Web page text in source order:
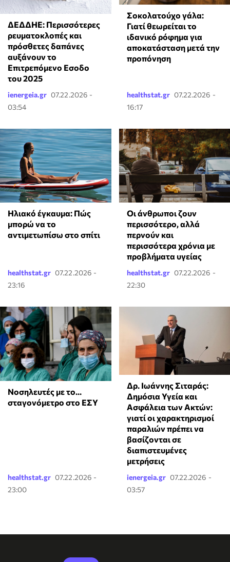
ΔΕΔΔΗΕ: Περισσότερες
ρευματοκλοπές και
πρόσθετες δαπάνες
αυξάνουν το
Επιτρεπόμενο Εσοδο
του 2025
ienergeia.gr 07.22.2026 -
03:54
Σοκολατούχο γάλα:
Γιατί θεωρείται το
ιδανικό ρόφημα για
αποκατάσταση μετά την
προπόνηση
healthstat.gr 07.22.2026 -
16:17
Ηλιακό έγκαυμα: Πώς
μπορώ να το
αντιμετωπίσω στο σπίτι
healthstat.gr 07.22.2026 -
23:16
Οι άνθρωποι ζουν
περισσότερο, αλλά
περνούν και
περισσότερα χρόνια με
προβλήματα υγείας
healthstat.gr 07.22.2026 -
22:30
Νοσηλευτές με το...
σταγονόμετρο στο ΕΣΥ
healthstat.gr 07.22.2026 -
23:00
Δρ. Ιωάννης Σιταράς:
Δημόσια Υγεία και
Ασφάλεια των Ακτών:
γιατί οι χαρακτηρισμοί
παραλιών πρέπει να
βασίζονται σε
διαπιστευμένες
μετρήσεις
ienergeia.gr 07.22.2026 -
03:57